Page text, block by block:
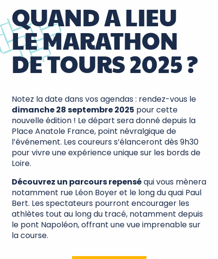
QUAND A LIEU
LE MARATHON
DE TOURS 2025 ?
Notez la date dans vos agendas : rendez-vous le
dimanche 28 septembre 2025 pour cette
nouvelle édition ! Le départ sera donné depuis la
Place Anatole France, point névralgique de
l’événement. Les coureurs s’élanceront dès 9h30
pour vivre une expérience unique sur les bords de
Loire.
Découvrez un parcours repenséqui vous mènera
notamment rue Léon Boyer et le long du quai Paul
Bert. Les spectateurs pourront encourager les
athlètes tout au long du tracé, notamment depuis
le pont Napoléon, offrant une vue imprenable sur
la course.